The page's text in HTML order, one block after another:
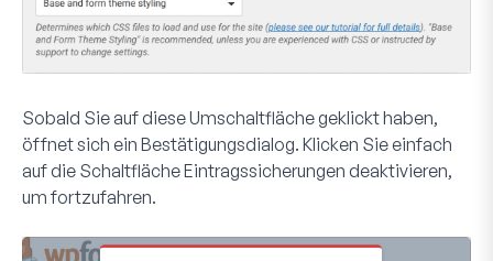
Sobald Sie auf diese Umschaltfläche geklickt haben,
öffnet sich ein Bestätigungsdialog. Klicken Sie einfach
auf die SchaltflächeEintragssicherungen deaktivieren,
um fortzufahren.